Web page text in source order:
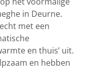
in Deurne.
met een
en thuis’ uit.
en hebben